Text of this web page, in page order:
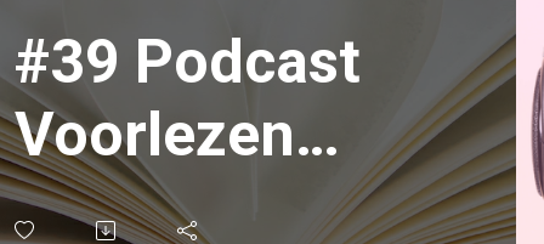
#39 Podcast
Voorlezen
uit: